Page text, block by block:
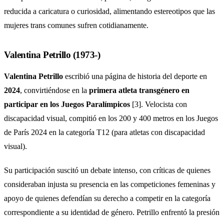
reducida a caricatura o curiosidad, alimentando estereotipos que las
mujeres trans comunes sufren cotidianamente.
Valentina Petrillo (1973-)
Valentina Petrillo escribió una página de historia del deporte en
2024, convirtiéndose en la primera atleta transgénero en
participar en los Juegos Paralímpicos [3]. Velocista con
discapacidad visual, compitió en los 200 y 400 metros en los Juegos
de París 2024 en la categoría T12 (para atletas con discapacidad
visual).
Su participación suscitó un debate intenso, con críticas de quienes
consideraban injusta su presencia en las competiciones femeninas y
apoyo de quienes defendían su derecho a competir en la categoría
correspondiente a su identidad de género. Petrillo enfrentó la presión